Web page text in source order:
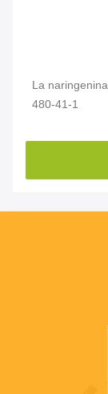
La
480-41-1